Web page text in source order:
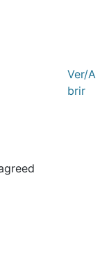
Ver/A
brir